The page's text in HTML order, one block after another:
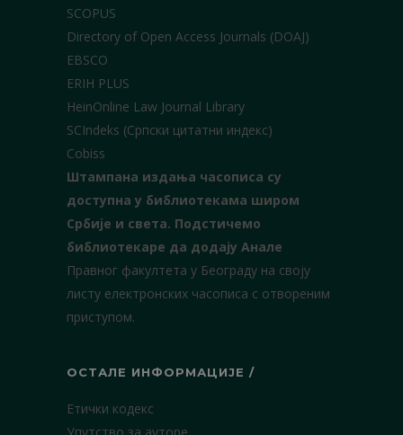
SCOPUS
Directory of Open Access Journals (DOAJ)
EBSCO
ERIH PLUS
HeinOnline Law Journal Library
SCIndeks (Српски цитатни индекс)
Cobiss
Штампана издања часописа су
доступна у библиотекама широм
Србије и света. Подстичемо
библиотекаре да додају Анале
Правног факултета у Београду на своју
листу електронских часописа с отвореним
приступом.
ОСТАЛЕ ИНФОРМАЦИЈЕ /
Етички кодекс